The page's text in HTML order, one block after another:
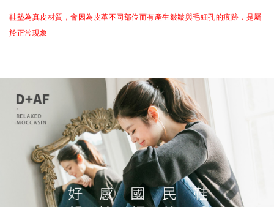
鞋墊為真皮材質，會因為皮革不同部位而有產生皺皺與毛細孔的痕跡，是屬
於正常現象